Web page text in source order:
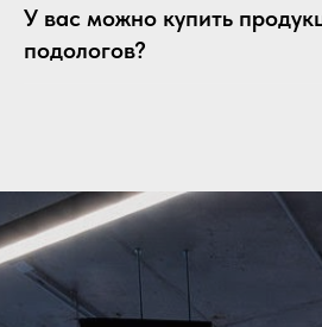
У вас можно купить
подологов?